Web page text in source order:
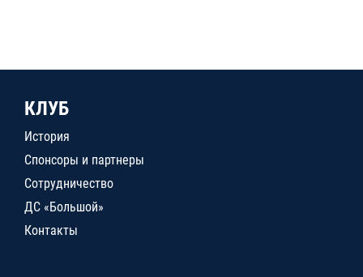
КЛУБ
История
Спонсоры и партнеры
Сотрудничество
ДС «Большой»
Контакты